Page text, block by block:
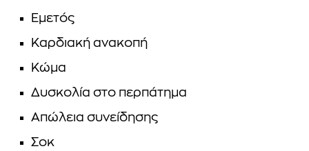
Εμετός
Καρδιακή ανακοπή
Κώμα
Δυσκολία στο περπάτημα
Απώλεια συνείδησης
Σοκ